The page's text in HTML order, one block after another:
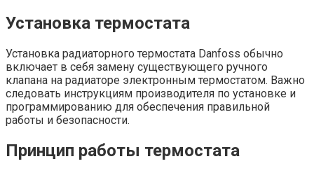
Установка термостата
Установка радиаторного термостата Danfoss обычно
включает в себя замену существующего ручного
клапана на радиаторе электронным термостатом. Важно
следовать инструкциям производителя по установке и
программированию для обеспечения правильной
работы и безопасности.
Принцип работы термостата